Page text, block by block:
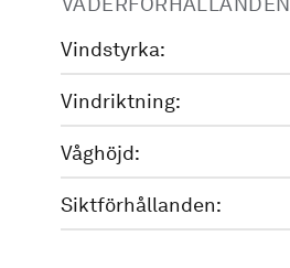
Vindstyrka:
Vindriktning:
Våghöjd:
Siktförhållanden: